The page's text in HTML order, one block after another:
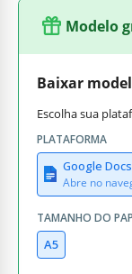
Modelo
Baixar
Escolha sua
PLATAFORMA
Google Docs
Abre no
TAMANHO DO
A5